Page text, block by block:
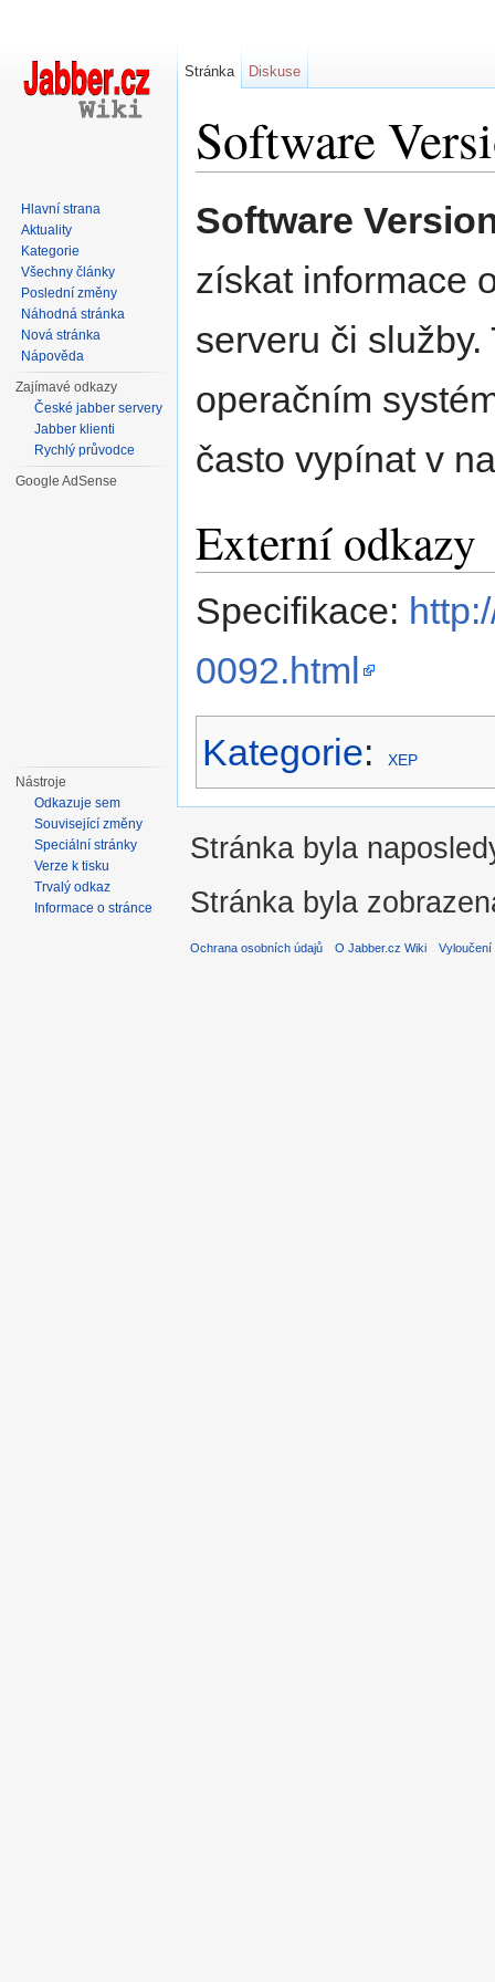
Software
Software
získat informace
serveru či
operačním
často vypínat v
Externí odkazy
Specifikace:
0092.html
Kategorie: XEP
Stránka Diskuse
Hlavní strana
Aktuality
Kategorie
Všechny články
Poslední změny
Náhodná stránka
Nová stránka
Nápověda
Zajímavé odkazy
České jabber servery
Jabber klienti
Rychlý průvodce
Google AdSense
Nástroje
Odkazuje sem
Související změny
Speciální stránky
Verze k tisku
Trvalý odkaz
Informace o stránce
Stránka byla
Stránka byla
Ochrana osobních údajů O Jabber.cz Wiki Vyloučení